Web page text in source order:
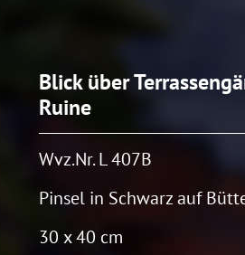
Blick über
Ruine
Wvz.Nr. L 407B
Pinsel in Schwarz auf
30 x 40 cm